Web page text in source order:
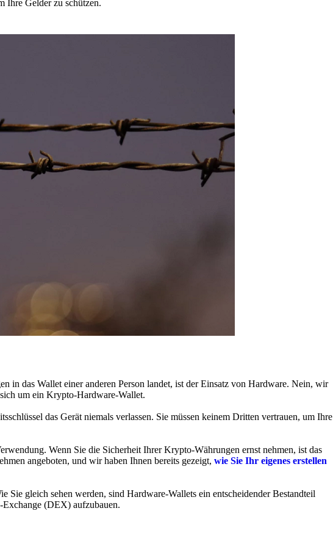
Ihre Gelder zu schützen.
in das Wallet einer anderen Person landet, ist der Einsatz von Hardware. Nein, wir
um ein Krypto-Hardware-Wallet.
das Gerät niemals verlassen. Sie müssen keinem Dritten vertrauen, um Ihre
Wenn Sie die Sicherheit Ihrer Krypto-Währungen ernst nehmen, ist das
angeboten, und wir haben Ihnen bereits gezeigt, wie Sie Ihr eigenes erstellen
Sie gleich sehen werden, sind Hardware-Wallets ein entscheidender Bestandteil
(DEX) aufzubauen.